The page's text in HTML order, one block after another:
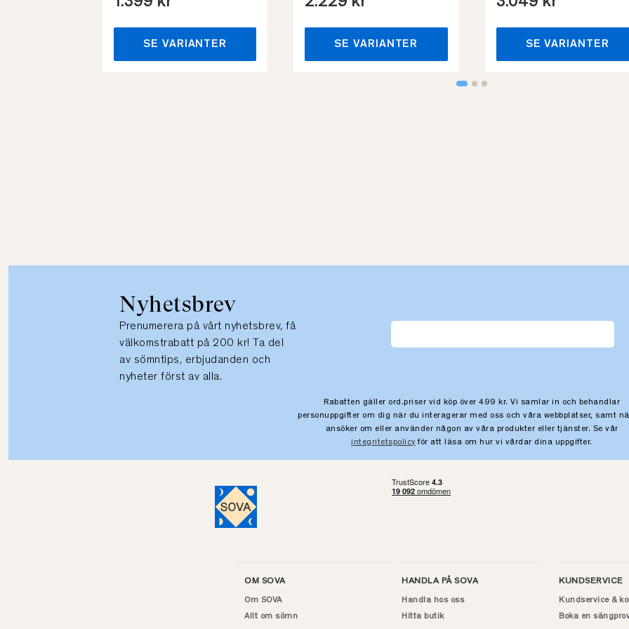
SE VARIANTER SE VARIANTER SE VARIANTER
Nyhetsbrev
Prenumerera på vårt nyhetsbrev, få
välkomstrabatt på 200 kr! Ta del
av sömntips, erbjudanden och
nyheter först av alla.
Rabatten gäller ord.priser vid köp över 499 kr. Vi samlar in och behandlar
personuppgifter om dig när du interagerar med oss och våra webbplatser, samt
ansöker om eller använder någon av våra produkter eller tjänster. Se vår
integritetspolicy för att läsa om hur vi vårdar dina uppgifter.
OM SOVA
Om SOVA
Allt om sömn
HANDLA PÅ SOVA
Handla hos oss
Hitta butik
KUNDSERVICE
Kundservice &
Boka en